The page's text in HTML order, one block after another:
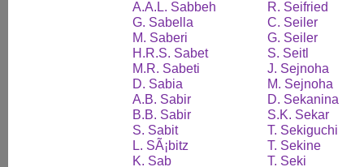
A.A.L. Sabbeh
G. Sabella
M. Saberi
H.R.S. Sabet
M.R. Sabeti
D. Sabia
A.B. Sabir
B.B. Sabir
S. Sabit
L. SÃ¡bitz
K. Sab
R. Seifried
C. Seiler
G. Seiler
S. Seitl
J. Sejnoha
M. Sejnoha
D. Sekanina
S.K. Sekar
T. Sekiguchi
T. Sekine
T. Seki